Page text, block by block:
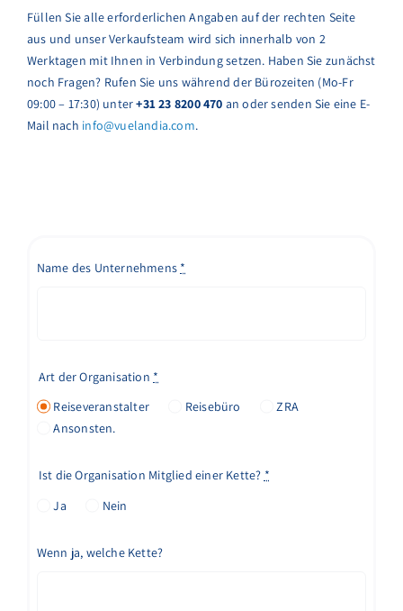
Füllen Sie alle erforderlichen Angaben auf der rechten Seite
aus und unser Verkaufsteam wird sich innerhalb von 2
Werktagen mit Ihnen in Verbindung setzen. Haben Sie zunächst
noch Fragen? Rufen Sie uns während der Bürozeiten (Mo-Fr
09:00 – 17:30) unter+31 23 8200 470 an oder senden Sie eine E-
Mail nach info@vuelandia.com.
Name des Unternehmens *
Art der Organisation *
Reiseveranstalter
Reisebüro
ZRA
Ansonsten.
Ist die Organisation Mitglied einer Kette? *
Ja
Nein
Wenn ja, welche Kette?